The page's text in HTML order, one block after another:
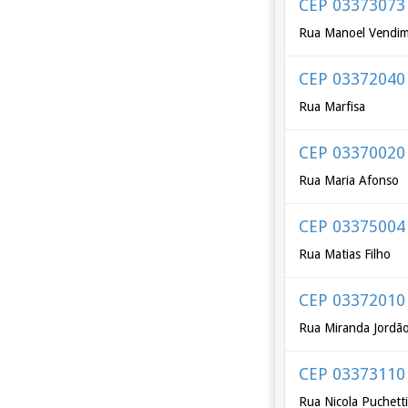
CEP 03373073
Rua Manoel
CEP 03372040
Rua Marfisa
CEP 03370020
Rua Maria Afonso
CEP 03375004
Rua Matias Filho
CEP 03372010
Rua Miranda Jordão
CEP 03373110
Rua Nicola Puchetti